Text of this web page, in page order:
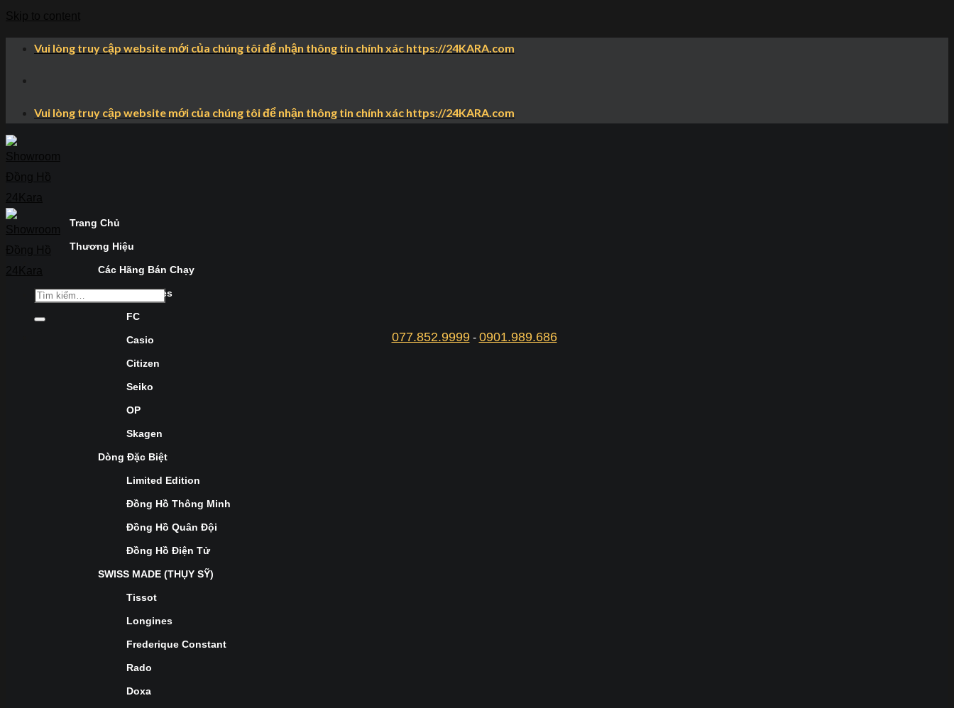
Vui lòng truy cập website mới của chúng tôi để nhận thông tin chính xác https://24KARA.com
Vui lòng truy cập website mới của chúng tôi để nhận thông tin chính xác https://24KARA.com
077.852.9999- 0901.989.686
Trang Chủ
Thương Hiệu
Các Hãng Bán Chạy
Longines
FC
Casio
Citizen
Seiko
OP
Skagen
Dòng Đặc Biệt
Limited Edition
Đồng Hồ Thông Minh
Đồng Hồ Quân Đội
Đồng Hồ Điện Tử
SWISS MADE (THỤY SỸ)
Tissot
Longines
Frederique Constant
Rado
Doxa